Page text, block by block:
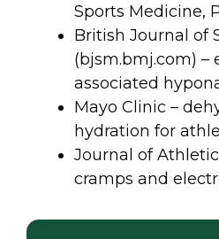
Sports Medicine,
British Journal of
(bjsm.bmj.com) –
associated
Mayo Clinic –
hydration for
Journal of
cramps and